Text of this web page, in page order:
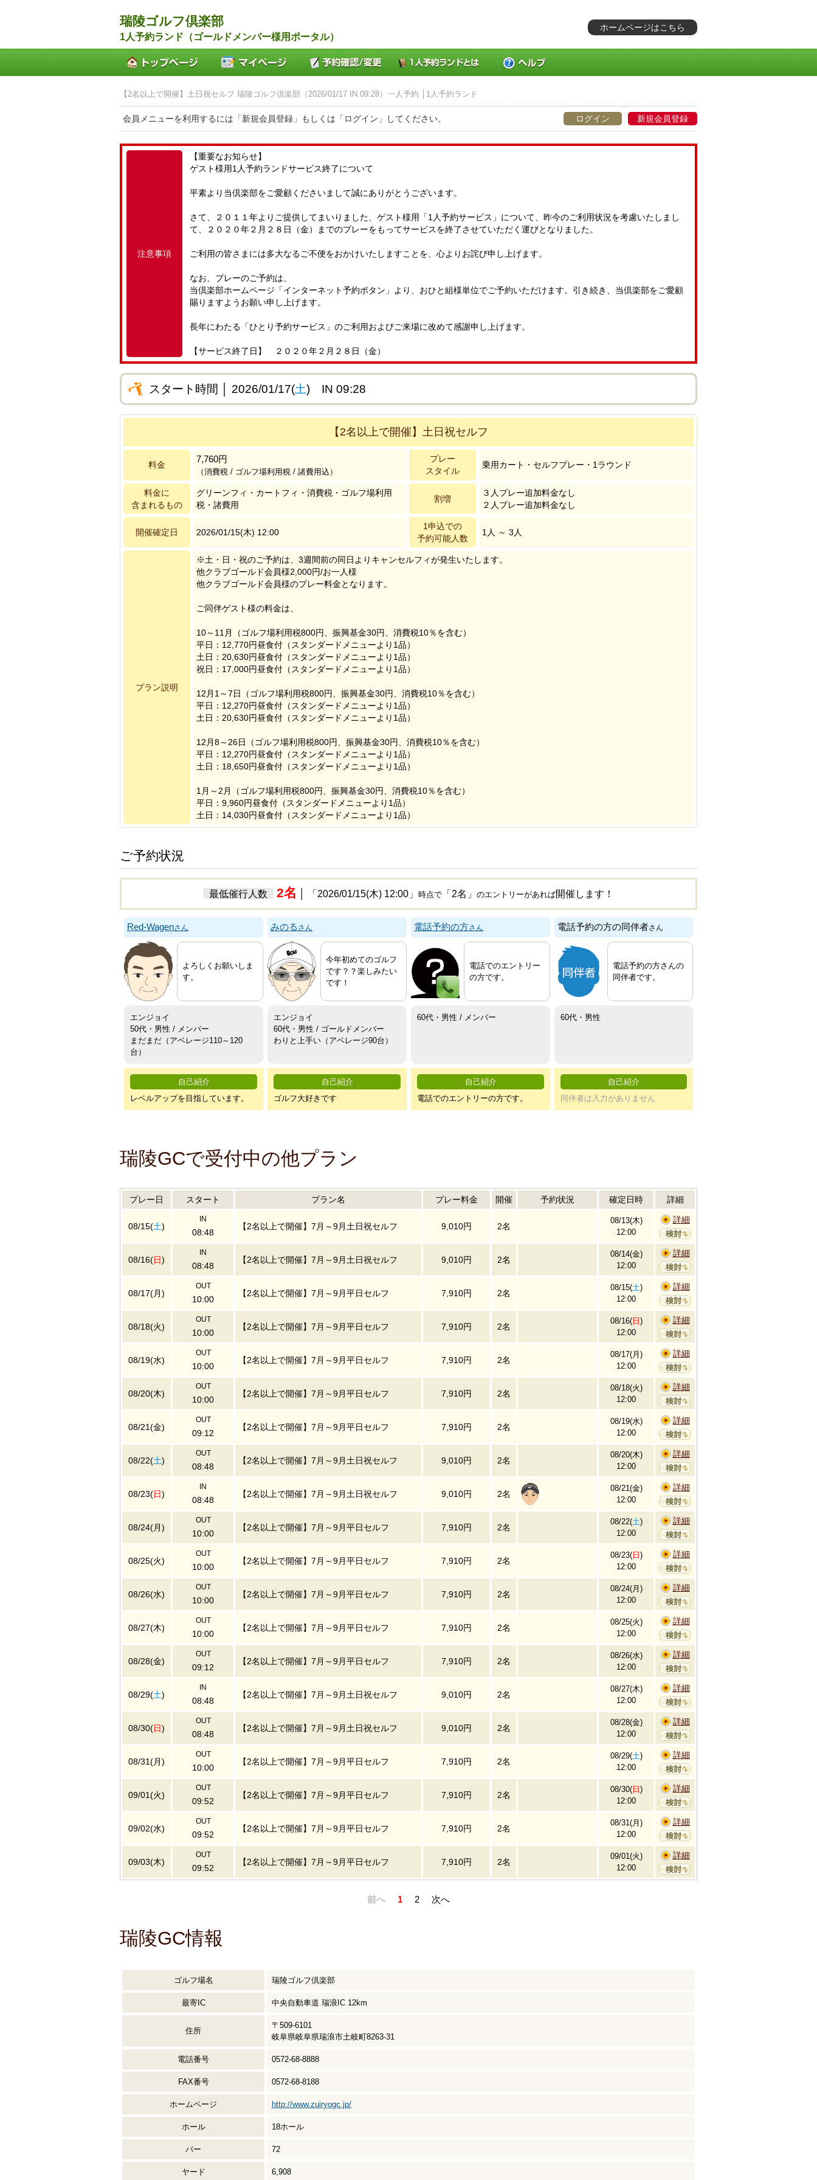
瑞陵ゴルフ倶楽部
1人予約ランド（ゴールドメンバー様用ポータル）
ホームページはこちら
【2名以上で開催】土日祝セルフ 瑞陵ゴルフ倶楽部（2026/01/17 IN 09:28）一人予約 │1人予約ランド
会員メニューを利用するには「新規会員登録」もしくは「ログイン」してください。 新規会員登録
ログイン
注意事項
【重要なお知らせ】
ゲスト様用1人予約ランドサービス終了について
平素より当倶楽部をご愛顧くださいまして誠にありがとうございます。
さて、２０１１年よりご提供してまいりました、ゲスト様用「1人予約サービス」について、昨今のご利用状況を考慮いたしまし
て、２０２０年２月２８日（金）までのプレーをもってサービスを終了させていただく運びとなりました。
ご利用の皆さまには多大なるご不便をおかけいたしますことを、心よりお詫び申し上げます。
なお、プレーのご予約は、
当倶楽部ホームページ「インターネット予約ボタン」より、おひと組様単位でご予約いただけます。引き続き、当倶楽部をご愛顧
賜りますようお願い申し上げます。
長年にわたる「ひとり予約サービス」のご利用およびご来場に改めて感謝申し上げます。
【サービス終了日】 ２０２０年２月２８日（金）
スタート時間 │ 2026/01/17(土) IN 09:28
【2名以上で開催】土日祝セルフ
料金
7,760円
（消費税 / ゴルフ場利用税 / 諸費用込）
プレー
スタイル
乗用カート・セルフプレー・1ラウンド
料金に
含まれるもの
グリーンフィ・カートフィ・消費税・ゴルフ場利用
税・諸費用
割増
３人プレー追加料金なし
２人プレー追加料金なし
開催確定日 2026/01/15(木) 12:00
1申込での
予約可能人数
1人 ～ 3人
プラン説明
※土・日・祝のご予約は、3週間前の同日よりキャンセルフィが発生いたします。
他クラブゴールド会員様2,000円/お一人様
他クラブゴールド会員様のプレー料金となります。
ご同伴ゲスト様の料金は、
10～11月（ゴルフ場利用税800円、振興基金30円、消費税10％を含む）
平日：12,770円昼食付（スタンダードメニューより1品）
土日：20,630円昼食付（スタンダードメニューより1品）
祝日：17,000円昼食付（スタンダードメニューより1品）
12月1～7日（ゴルフ場利用税800円、振興基金30円、消費税10％を含む）
平日：12,270円昼食付（スタンダードメニューより1品）
土日：20,630円昼食付（スタンダードメニューより1品）
12月8～26日（ゴルフ場利用税800円、振興基金30円、消費税10％を含む）
平日：12,270円昼食付（スタンダードメニューより1品）
土日：18,650円昼食付（スタンダードメニューより1品）
1月～2月（ゴルフ場利用税800円、振興基金30円、消費税10％を含む）
平日：9,960円昼食付（スタンダードメニューより1品）
土日：14,030円昼食付（スタンダードメニューより1品）
ご予約状況
最低催行人数 2名 │ 「2026/01/15(木) 12:00」 時点で 「2名」 のエントリーがあれば開催します！
Red-Wagenさん みのる さん 電話予約の方さん 電話予約の方の同伴者さん
よろしくお願いしま
す。
今年初めてのゴルフ
です？？楽しみたい
です！
電話でのエントリー
の方です。
電話予約の方さんの
同伴者です。
エンジョイ
50代・男性 / メンバー
まだまだ（アベレージ110～120
台）
エンジョイ
60代・男性 / ゴールドメンバー
わりと上手い（アベレージ90台）
60代・男性 / メンバー 60代・男性
自己紹介
レベルアップを目指しています。
自己紹介
ゴルフ大好きです
自己紹介
電話でのエントリーの方です。
自己紹介
同伴者は入力がありません
瑞陵GCで受付中の他プラン
プレー日 スタート プラン名 プレー料金 開催 予約状況 確定日時 詳細
08/15(土)
IN
08:48
【2名以上で開催】7月～9月土日祝セルフ 9,010円 2名
08/13(木)
12:00
詳細
08/16(日)
IN
08:48
【2名以上で開催】7月～9月土日祝セルフ 9,010円 2名
08/14(金)
12:00
詳細
08/17(月)
OUT
10:00
【2名以上で開催】7月～9月平日セルフ 7,910円 2名
08/15(土)
12:00
詳細
08/18(火)
OUT
10:00
【2名以上で開催】7月～9月平日セルフ 7,910円 2名
08/16(日 )
12:00
詳細
08/19(水)
OUT
10:00
【2名以上で開催】7月～9月平日セルフ 7,910円 2名
08/17(月)
12:00
詳細
08/20(木)
OUT
10:00
【2名以上で開催】7月～9月平日セルフ 7,910円 2名
08/18(火)
12:00
詳細
08/21(金)
OUT
09:12
【2名以上で開催】7月～9月平日セルフ 7,910円 2名
08/19(水)
12:00
詳細
08/22(土)
OUT
08:48
【2名以上で開催】7月～9月土日祝セルフ 9,010円 2名
08/20(木)
12:00
詳細
08/23(日)
IN
08:48
【2名以上で開催】7月～9月土日祝セルフ 9,010円 2名
08/21(金)
12:00
詳細
08/24(月)
OUT
10:00
【2名以上で開催】7月～9月平日セルフ 7,910円 2名
08/22(土)
12:00
詳細
08/25(火)
OUT
10:00
【2名以上で開催】7月～9月平日セルフ 7,910円 2名
08/23(日 )
12:00
詳細
08/26(水)
OUT
10:00
【2名以上で開催】7月～9月平日セルフ 7,910円 2名
08/24(月)
12:00
詳細
08/27(木)
OUT
10:00
【2名以上で開催】7月～9月平日セルフ 7,910円 2名
08/25(火)
12:00
詳細
08/28(金)
OUT
09:12
【2名以上で開催】7月～9月平日セルフ 7,910円 2名
08/26(水)
12:00
詳細
08/29(土)
IN
08:48
【2名以上で開催】7月～9月土日祝セルフ 9,010円 2名
08/27(木)
12:00
詳細
08/30(日)
OUT
08:48
【2名以上で開催】7月～9月土日祝セルフ 9,010円 2名
08/28(金)
12:00
詳細
08/31(月)
OUT
10:00
【2名以上で開催】7月～9月平日セルフ 7,910円 2名
08/29(土)
12:00
詳細
09/01(火)
OUT
09:52
【2名以上で開催】7月～9月平日セルフ 7,910円 2名
08/30(日 )
12:00
詳細
09/02(水)
OUT
09:52
【2名以上で開催】7月～9月平日セルフ 7,910円 2名
08/31(月)
12:00
詳細
09/03(木)
OUT
09:52
【2名以上で開催】7月～9月平日セルフ 7,910円 2名
09/01(火)
12:00
詳細
前へ 1 2 次へ
瑞陵GC情報
ゴルフ場名 瑞陵ゴルフ倶楽部
最寄IC 中央自動車道 瑞浪IC 12km
住所
〒509-6101
岐阜県岐阜県瑞浪市土岐町8263-31
電話番号 0572-68-8888
FAX番号 0572-68-8188
ホームページ http://www.zuiryogc.jp/
ホール 18ホール
パー 72
ヤード 6,908